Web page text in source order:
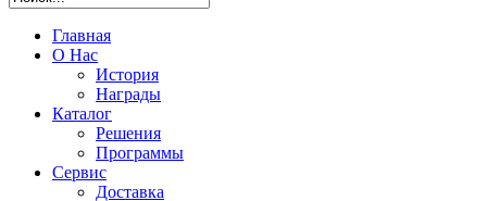
Главная
О Нас
История
Награды
Каталог
Решения
Программы
Сервис
Доставка